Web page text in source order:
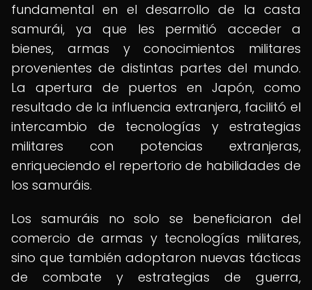
fundamental en el desarrollo de la casta
samurái, ya que les permitió acceder a
bienes, armas y conocimientos militares
provenientes de distintas partes del mundo.
La apertura de puertos en Japón, como
resultado de la influencia extranjera, facilitó el
intercambio de tecnologías y estrategias
militares con potencias extranjeras,
enriqueciendo el repertorio de habilidades de
los samuráis.
Los samuráis no solo se beneficiaron del
comercio de armas y tecnologías militares,
sino que también adoptaron nuevas tácticas
de combate y estrategias de guerra,